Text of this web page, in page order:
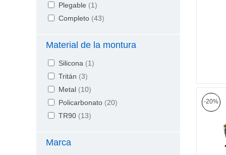
Plegable (1)
Completo (43)
Material de la montura
Silicona (1)
Tritán (3)
Metal (10)
Policarbonato (20)
TR90 (13)
Marca
-20%